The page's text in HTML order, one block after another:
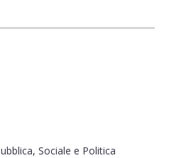
Sociale e Politica